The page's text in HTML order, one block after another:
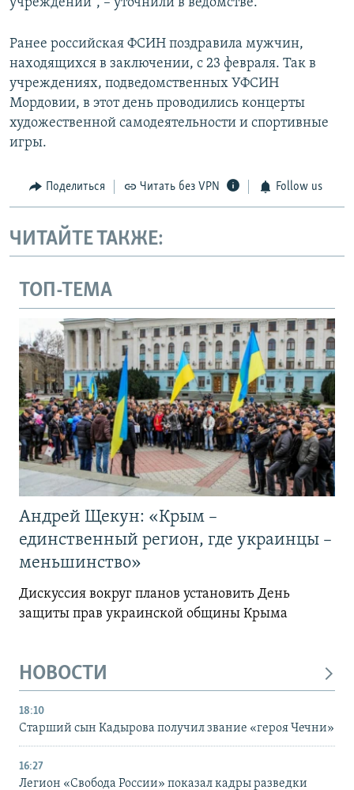
учреждений", – уточнили в ведомстве.
Ранее российская ФСИН поздравила мужчин,
находящихся в заключении, с 23 февраля. Так в
учреждениях, подведомственных УФСИН
Мордовии, в этот день проводились концерты
художественной самодеятельности и спортивные
игры.
Поделиться Читать без VPN Follow us
ЧИТАЙТЕ ТАКЖЕ:
ТОП-ТЕМА
Андрей Щекун: «Крым –
единственный регион, где украинцы –
меньшинство»
Дискуссия вокруг планов установить День
защиты прав украинской общины Крыма
НОВОСТИ
18:10
Старший сын Кадырова получил звание «героя Чечни»
16:27
Легион «Свобода России» показал кадры разведки